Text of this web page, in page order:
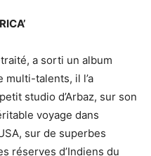
a sorti un album
multi-talents, il l’a
studio d’Arbaz, sur son
voyage dans
sur de superbes
réserves d’Indiens du